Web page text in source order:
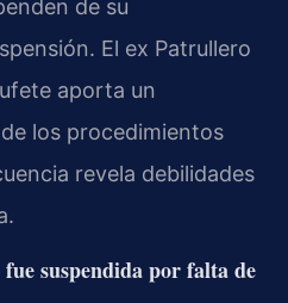
de su
El ex Patrullero
aporta un
los procedimientos
revela debilidades
suspendida por falta de